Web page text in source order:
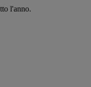
l'anno.